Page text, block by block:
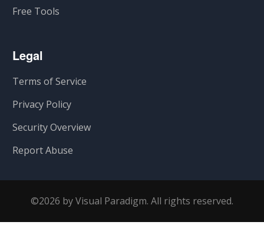
Free Tools
Legal
Terms of Service
Privacy Policy
Security Overview
Report Abuse
©2026 by Visual Paradigm. All rights reserved.